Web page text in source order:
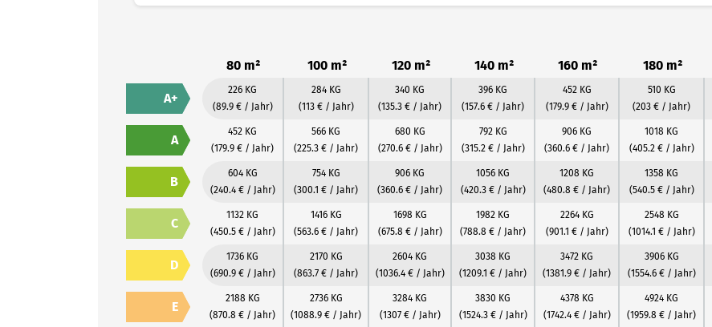
80 m² 100 m² 120 m² 140 m² 160 m² 180 m²
A+
226 KG
(89.9 € / Jahr)
284 KG
(113 € / Jahr)
340 KG
(135.3 € / Jahr)
396 KG
(157.6 € / Jahr)
452 KG
(179.9 € / Jahr)
510 KG
(203 € / Jahr)
A
452 KG
(179.9 € / Jahr)
566 KG
(225.3 € / Jahr)
680 KG
(270.6 € / Jahr)
792 KG
(315.2 € / Jahr)
906 KG
(360.6 € / Jahr)
1018 KG
(405.2 € / Jahr)
B
604 KG
(240.4 € / Jahr)
754 KG
(300.1 € / Jahr)
906 KG
(360.6 € / Jahr)
1056 KG
(420.3 € / Jahr)
1208 KG
(480.8 € / Jahr)
1358 KG
(540.5 € / Jahr)
C
1132 KG
(450.5 € / Jahr)
1416 KG
(563.6 € / Jahr)
1698 KG
(675.8 € / Jahr)
1982 KG
(788.8 € / Jahr)
2264 KG
(901.1 € / Jahr)
2548 KG
(1014.1 € / Jahr)
D
1736 KG
(690.9 € / Jahr)
2170 KG
(863.7 € / Jahr)
2604 KG
(1036.4 € / Jahr)
3038 KG
(1209.1 € / Jahr)
3472 KG
(1381.9 € / Jahr)
3906 KG
(1554.6 € / Jahr)
E
2188 KG
(870.8 € / Jahr)
2736 KG
(1088.9 € / Jahr)
3284 KG
(1307 € / Jahr)
3830 KG
(1524.3 € / Jahr)
4378 KG
(1742.4 € / Jahr)
4924 KG
(1959.8 € / Jahr)